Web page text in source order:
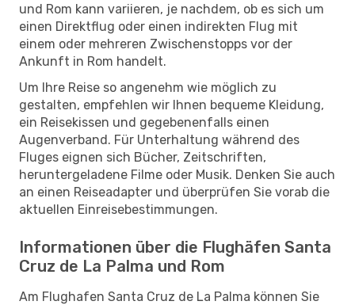
und Rom kann variieren, je nachdem, ob es sich um
einen Direktflug oder einen indirekten Flug mit
einem oder mehreren Zwischenstopps vor der
Ankunft in Rom handelt.
Um Ihre Reise so angenehm wie möglich zu
gestalten, empfehlen wir Ihnen bequeme Kleidung,
ein Reisekissen und gegebenenfalls einen
Augenverband. Für Unterhaltung während des
Fluges eignen sich Bücher, Zeitschriften,
heruntergeladene Filme oder Musik. Denken Sie auch
an einen Reiseadapter und überprüfen Sie vorab die
aktuellen Einreisebestimmungen.
Informationen über die Flughäfen Santa
Cruz de La Palma und Rom
Am Flughafen Santa Cruz de La Palma können Sie